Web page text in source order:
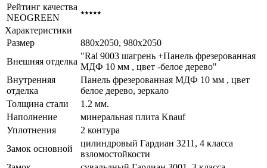
Рейтинг качества
NEOGREEN
⭑⭑⭑⭑⭑
Характеристики
Размер
880x2050, 980x2050
Внешняя отделка
"Ral 9003 шагрень +Панель фрезерованная
МДФ 10 мм , цвет -белое дерево"
Внутренняя
отделка
Панель фрезерованная МДФ 10 мм , цвет
белое дерево, зеркало
Толщина стали
1.2 мм.
Наполнение
минеральная плита Knauf
Уплотнения
2 контура
Замок основной
цилиндровый Гардиан 3211, 4 класса
взломостойкости